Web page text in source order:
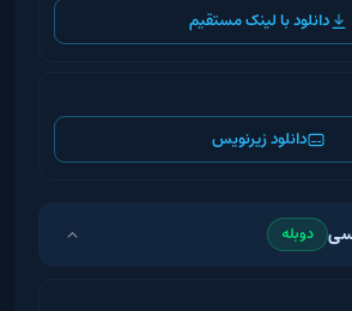
دانلود با لینک مستقیم
دانلود زیرنویس
دوبله